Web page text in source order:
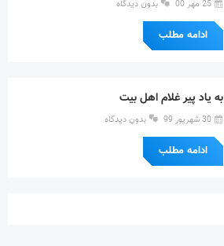
25 مهر 00 بدون دیدگاه
ادامه مطلب
به یاد پیر غلام اهل بیت
30 شهریور 99 بدون دیدگاه
ادامه مطلب